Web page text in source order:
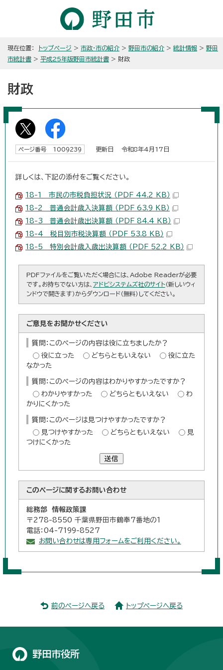
現在位置： トップページ > 市政・市の紹介 > 野田市の紹介 > 統計情報 > 野田
市統計書 > 平成25年版野田市統計書 > 財政
財政
ページ番号 1009239 更新日 令和8年4月17日
詳しくは、下記の添付をご覧ください。
18-1 市民の市税負担状況 （PDF 44.2 KB）
18-2 普通会計歳入決算額 （PDF 63.9 KB）
18-3 普通会計歳出決算額 （PDF 84.4 KB）
18-4 税目別市税決算額 （PDF 53.8 KB）
18-5 特別会計歳入歳出決算額 （PDF 52.2 KB）
PDFファイルをご覧いただく場合には、Adobe Readerが必要
です。お持ちでない方は、 アドビシステムズ社のサイト（新しいウィ
ンドウで開きます）からダウンロード（無料）してください。
ご意見をお聞かせください
質問：このページの内容は役に立ちましたか？
役に立った
どちらともいえない
役に立た
なかった
質問：このページの内容はわかりやすかったですか？
わかりやすかった
どちらともいえない
わ
かりにくかった
質問：このページは見つけやすかったですか？
見つけやすかった
どちらともいえない
見
つけにくかった
送信
このページに関するお問い合わせ
総務部 情報政策課
〒278-8550 千葉県野田市鶴奉7番地の1
電話：04-7199-8527
お問い合わせは専用フォームをご利用ください。
前のページへ戻る トップページへ戻る
野田市役所